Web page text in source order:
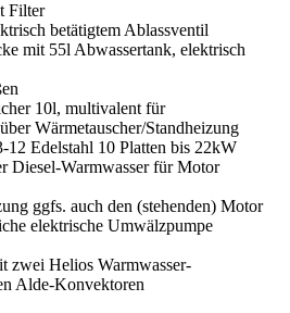
Filter
betätigtem Ablassventil
mit 55l Abwassertank, elektrisch
10l, multivalent für
Wärmetauscher/Standheizung
12 Edelstahl 10 Platten bis 22kW
Diesel-Warmwasser für Motor
ggfs. auch den (stehenden) Motor
elektrische Umwälzpumpe
zwei Helios Warmwasser-
Alde-Konvektoren